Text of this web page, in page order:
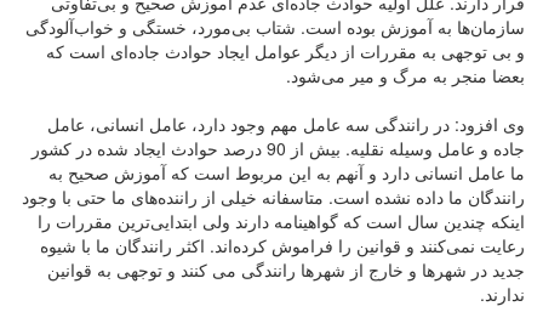
سازمان‌ها به آموزش بوده است. شتاب بی‌مورد، خستگی و خواب‌آلودگی
و بی توجهی به مقررات از دیگر عوامل ایجاد حوادث جاده‌ای است که
بعضا منجر به مرگ و میر می‌شود.
وی افزود: در رانندگی سه عامل مهم وجود دارد، عامل انسانی، عامل
جاده و عامل وسیله نقلیه. بیش از 90 درصد حوادث ایجاد شده در کشور
ما عامل انسانی دارد و آنهم به این مربوط است که آموزش صحیح به
رانندگان ما داده نشده است. متاسفانه خیلی از راننده‌های ما حتی با وجود
اینکه چندین سال است که گواهینامه دارند ولی ابتدایی‌ترین مقررات را
رعایت نمی‌کنند و قوانین را فراموش کرده‌اند. اکثر رانندگان ما با شیوه
جدید در شهرها و خارج از شهرها رانندگی می کنند و توجهی به قوانین
ندارند.